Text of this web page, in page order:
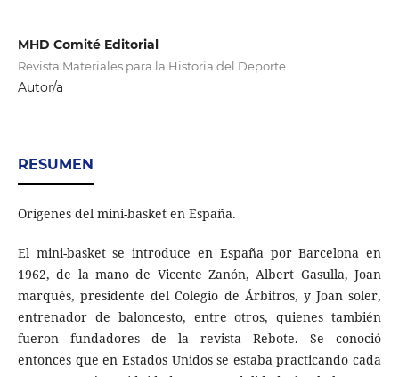
MHD Comité Editorial
Revista Materiales para la Historia del Deporte
Autor/a
RESUMEN
Orígenes del mini-basket en España.
El mini-basket se introduce en España por Barcelona en
1962, de la mano de Vicente Zanón, Albert Gasulla, Joan
marqués, presidente del Colegio de Árbitros, y Joan soler,
entrenador de baloncesto, entre otros, quienes también
fueron fundadores de la revista Rebote. Se conoció
entonces que en Estados Unidos se estaba practicando cada